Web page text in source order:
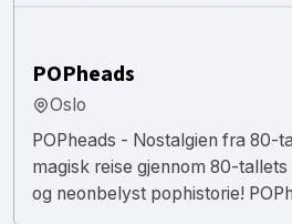
POPheads
Oslo
POPheads - Nostalgien fra 80-
magisk reise gjennom 80-
og neonbelyst pophistorie!